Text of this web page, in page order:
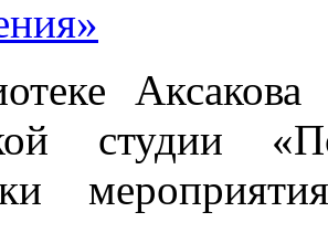
Аксакова
студии